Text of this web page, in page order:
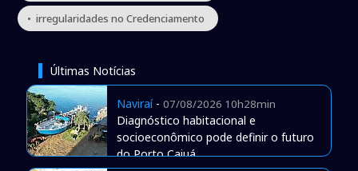
• irregularidades no Credenciamento
Últimas Notícias
Naviraí- 07/08/2026 10h28min
Diagnóstico habitacional e
socioeconômico pode definir o futuro
do Porto Caiuá